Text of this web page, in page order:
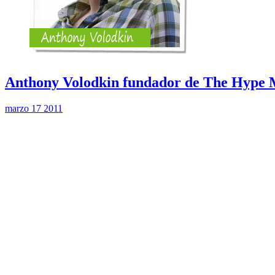
Anthony Volodkin fundador de The Hype
marzo 17 2011